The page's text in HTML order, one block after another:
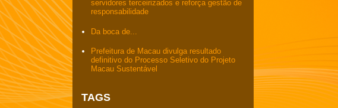
servidores terceirizados e reforça gestão de
responsabilidade
Da boca de...
Prefeitura de Macau divulga resultado
definitivo do Processo Seletivo do Projeto
Macau Sustentável
TAGS